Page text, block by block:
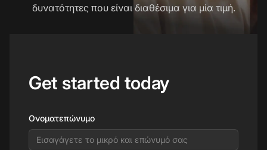
δυνατότητες που είναι διαθέσιμα για μία τιμή.
Get started today
Ονοματεπώνυμο